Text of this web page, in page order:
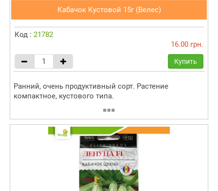
Кабачок Кустовой 15г (Велес)
Код : 21782
16.00 грн.
Купить
Ранний, очень продуктивный сорт. Растение
компактное, кустового типа.